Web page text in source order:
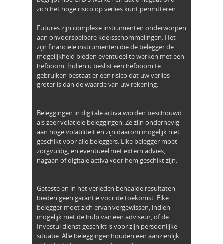
zich het hoge risico op verlies kunt permitteren.
Futures zijn complexe instrumenten onderworpen
aan onvoorspelbare koersschommelingen. Het
zijn financiële instrumenten die de belegger de
mogelijkheid bieden eventueel te werken met een
hefboom. Indien u beslist een hefboom te
gebruiken bestaat er een risico dat uw verlies
groter is dan de waarde van uw rekening.
Beleggingen in digitale activa worden beschouwd
als zeer volatiele beleggingen. Ze zijn onderhevig
aan hoge volatiliteit en zijn daarom mogelijk niet
geschikt voor alle beleggers. Elke belegger moet
zorgvuldig, en eventueel met extern advies,
nagaan of digitale activa voor hem geschikt zijn.
Geteste en in het verleden behaalde resultaten
bieden geen garantie voor de toekomst. Elke
belegger moet zich ervan vergewissen, indien
mogelijk met de hulp van een adviseur, of de
Investui dienst geschikt is voor zijn persoonlijke
situatie. Alle beleggingen houden een aanzienlijk